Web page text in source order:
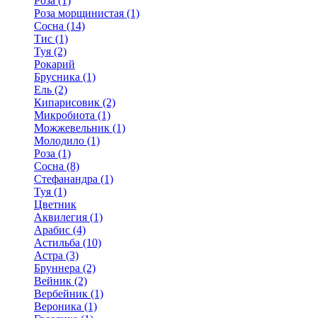
Роза морщинистая (1)
Сосна (14)
Тис (1)
Туя (2)
Рокарий
Брусника (1)
Ель (2)
Кипарисовик (2)
Микробиота (1)
Можжевельник (1)
Молодило (1)
Роза (1)
Сосна (8)
Стефанандра (1)
Туя (1)
Цветник
Аквилегия (1)
Арабис (4)
Астильба (10)
Астра (3)
Бруннера (2)
Вейник (2)
Вербейник (1)
Вероника (1)